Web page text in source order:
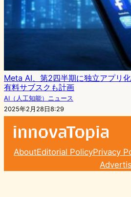
Meta AI、第2四半期に独立アプリ
有料サブスクも計画
AI（人工知能）ニュース
2025年2月28日8:29
AboutEditorial PolicyPrivacy